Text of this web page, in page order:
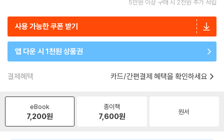
5만원 이상 구매 시 2천원 추가 적립
사용 가능한 쿠폰 받기
앱 다운 시 1천원 상품권
결제혜택 카드/간편결제 혜택을 확인하세요
eBook
7,200원
종이책
7,600원 원서